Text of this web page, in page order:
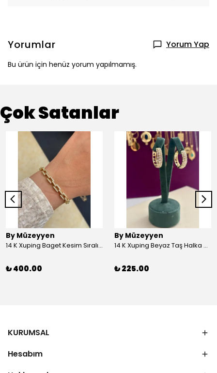
Yorumlar Yorum Yap
Bu ürün için henüz yorum yapılmamış.
Çok Satanlar
By Müzeyyen
14 K Xuping Baget Kesim Sıralı Bileklik
₺ 400.00
By Müzeyyen
14 K Xuping Beyaz Taş Halka Küpe
₺ 225.00
KURUMSAL
Hesabım